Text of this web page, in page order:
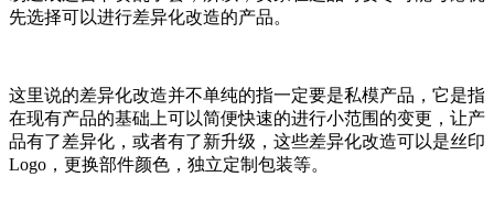
先选择可以进行差异化改造的产品。
这里说的差异化改造并不单纯的指一定要是私模产品，它是指
在现有产品的基础上可以简便快速的进行小范围的变更，让产
品有了差异化，或者有了新升级，这些差异化改造可以是丝印
Logo，更换部件颜色，独立定制包装等。